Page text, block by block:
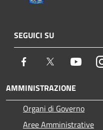
SEGUICI SU
Facebook Twitter
AMMINISTRAZIONE
Organi di Governo
Aree Amministrative